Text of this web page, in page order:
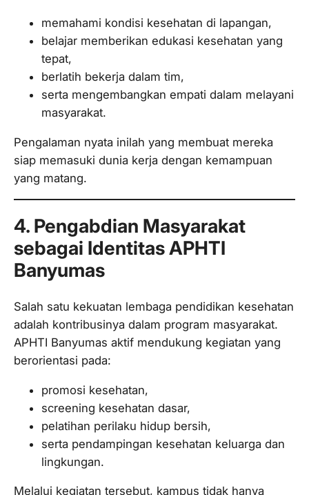
memahami kondisi kesehatan di lapangan,
belajar memberikan edukasi kesehatan yang
tepat,
berlatih bekerja dalam tim,
serta mengembangkan empati dalam melayani
masyarakat.
Pengalaman nyata inilah yang membuat mereka
siap memasuki dunia kerja dengan kemampuan
yang matang.
4. Pengabdian Masyarakat
sebagai Identitas APHTI
Banyumas
Salah satu kekuatan lembaga pendidikan kesehatan
adalah kontribusinya dalam program masyarakat.
APHTI Banyumas aktif mendukung kegiatan yang
berorientasi pada:
promosi kesehatan,
screening kesehatan dasar,
pelatihan perilaku hidup bersih,
serta pendampingan kesehatan keluarga dan
lingkungan.
Melalui kegiatan tersebut, kampus tidak hanya